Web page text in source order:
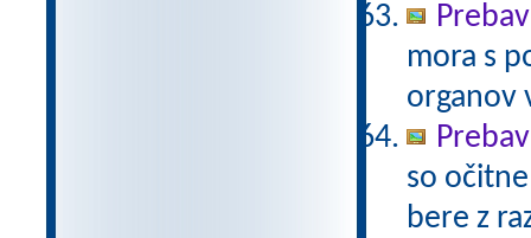
mora s
organov
so
bere z